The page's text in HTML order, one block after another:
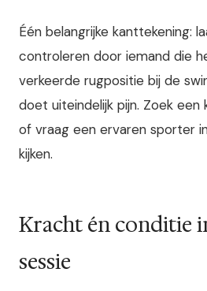
Één belangrijke kanttekening:
controleren door iemand die
verkeerde rugpositie bij de
doet uiteindelijk pijn. Zoek
of vraag een ervaren sporter
kijken.
Kracht én conditie
sessie